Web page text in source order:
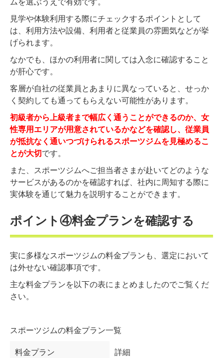
見学や体験利用する際にチェックするポイントとして
は、利用方法や設備、利用者と従業員の雰囲気などが挙
げられます。
なかでも、ほかの利用者に関しては入念に確認すること
が肝心です。
客層が自社の従業員とあまりに異なっていると、せっか
く契約しても通ってもらえない可能性があります。
初級者から上級者まで幅広く通うことができるのか、女
性専用エリアが用意されているかなどを確認し、従業員
が抵抗なく通いつづけられるスポーツジムを見極めるこ
とが大切です。
また、スポーツジムへご担当者さまが赴いてどのような
サービスがあるのかを確認すれば、社内に周知する際に
実体験を通じて魅力を説明することができます。
ポイント④料金プランを確認する
実に多様なスポーツジムの料金プランも、選定において
は外せない確認事項です。
主な料金プランを以下の表にまとめましたのでご覧くだ
さい。
スポーツジムの料金プラン一覧
料金プラン
詳細